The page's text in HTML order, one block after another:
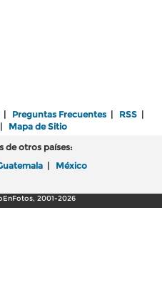
| Preguntas Frecuentes | RSS |
Mapa de Sitio
de otros países:
| México
2001-2026